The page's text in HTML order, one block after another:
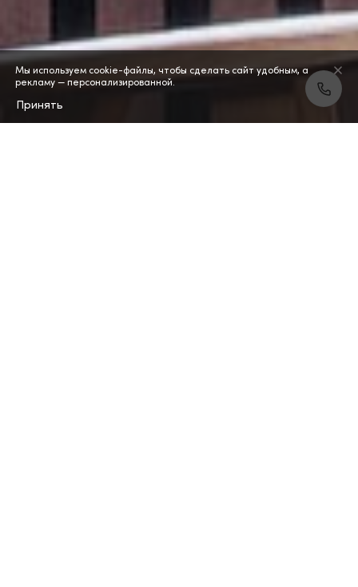
Мы используем cookie-файлы, чтобы сделать сайт удобным, а
рекламу — персонализированной.
Принять